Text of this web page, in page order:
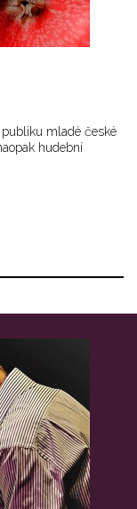
mladé české
hudební